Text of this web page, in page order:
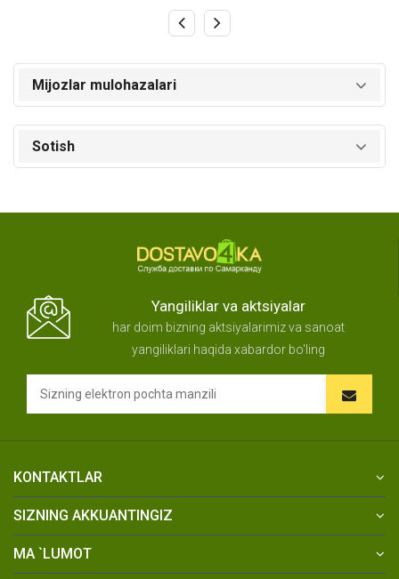
Mijozlar mulohazalari
Sotish
Yangiliklar va aktsiyalar
har doim bizning aktsiyalarimiz va sanoat
yangiliklari haqida xabardor bo'ling
KONTAKTLAR
SIZNING AKKUANTINGIZ
MA `LUMOT